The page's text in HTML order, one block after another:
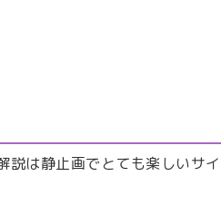
説は静止画でとても楽しいサイ